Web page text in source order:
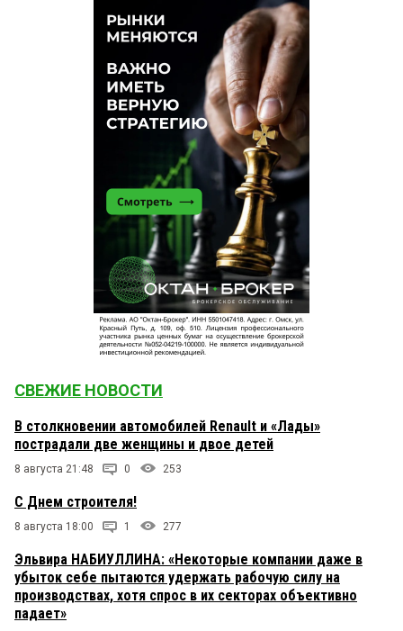
СВЕЖИЕ НОВОСТИ
В столкновении автомобилей Renault и «Лады»
пострадали две женщины и двое детей
8 августа 21:48 0 253
С Днем строителя!
8 августа 18:00 1 277
Эльвира НАБИУЛЛИНА: «Некоторые компании даже в
убыток себе пытаются удержать рабочую силу на
производствах, хотя спрос в их секторах объективно
падает»